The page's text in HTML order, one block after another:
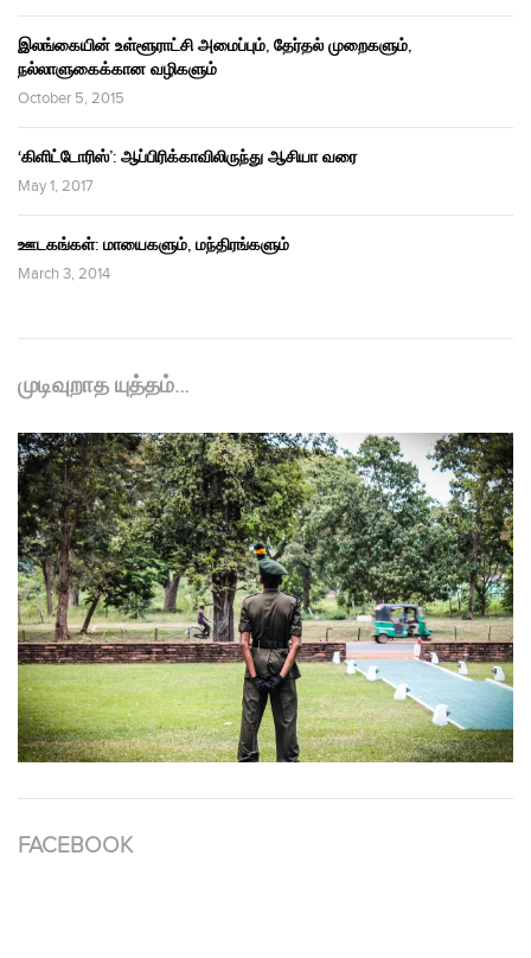
இலங்கையின் உள்ளூராட்சி அமைப்பும், தேர்தல் முறைகளும்,
நல்லாளுகைக்கான வழிகளும்
October 5, 2015
‘கிளிட்டோரிஸ்’: ஆப்பிரிக்காவிலிருந்து ஆசியா வரை
May 1, 2017
ஊடகங்கள்: மாயைகளும், மந்திரங்களும்
March 3, 2014
முடிவுறாத யுத்தம்…
FACEBOOK